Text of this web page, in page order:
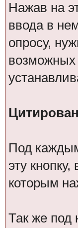
Нажав на
ввода в
опросу,
возможных
Под
эту
которым
Так же под